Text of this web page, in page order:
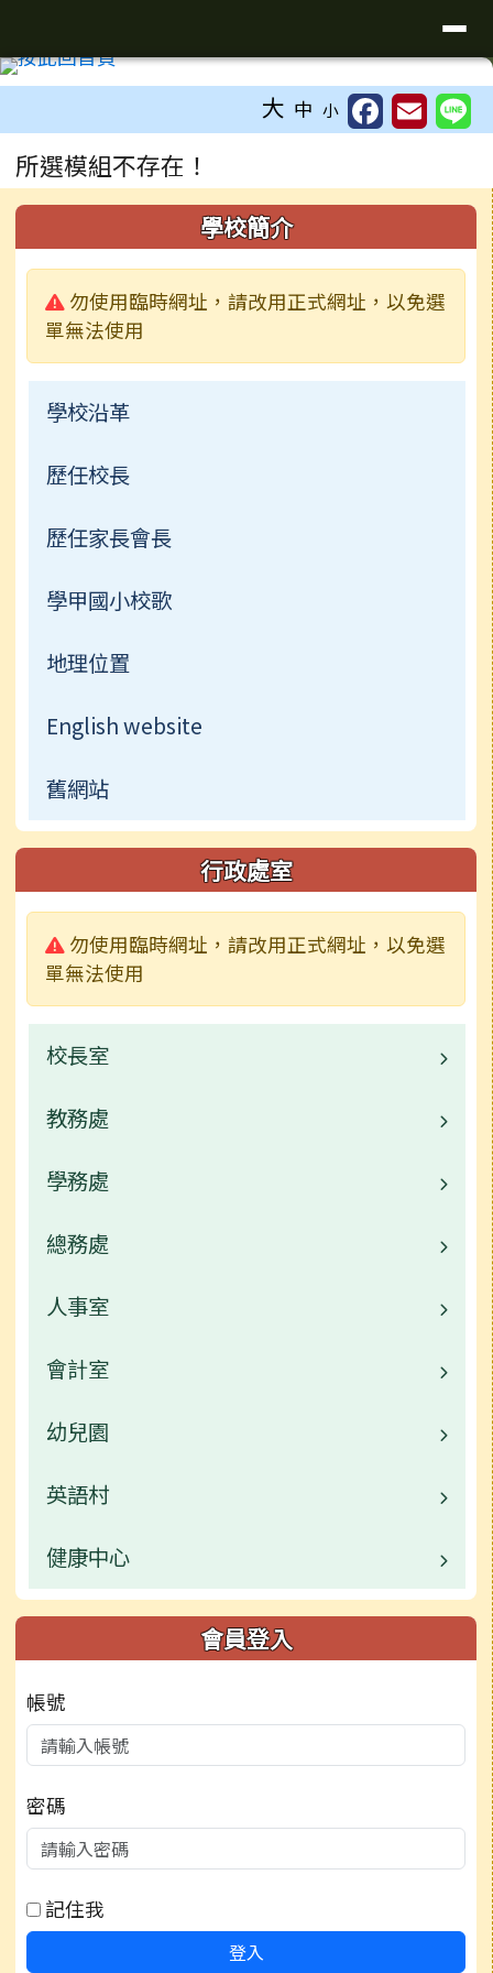
臺南市學甲區學甲國小全球資訊網
大 中 小
主內容區域
所選模組不存在！
左邊區域內容 學校簡介
警告:
勿使用臨時網址，請改用正式網址，以免選
單無法使用
學校沿革
歷任校長
歷任家長會長
學甲國小校歌
地理位置
English website
舊網站
行政處室
警告:
勿使用臨時網址，請改用正式網址，以免選
單無法使用
校長室
校長的話
校園公告
行事曆
教務處
業務職掌
校園公告
常用連結
活動相簿
榮譽榜
學務處
業務職掌
校園公告
常用連結
活動相簿
榮譽榜
檔案下載
總務處
業務職掌
校園公告
常用連結
活動相簿
榮譽榜
行事曆
檔案下載
人事室
業務職掌
校園公告
常用連結
活動相簿
榮譽榜
行事曆
檔案下載
會計室
業務職掌
校園公告
常用連結
行事曆
檔案下載
幼兒園
校園公告
業務職掌
常用連結
行事曆
英語村
校園公告
業務職掌
行事曆
健康中心
校園公告
行事曆
會員登入
帳號
密碼
記住我
登入
頁尾區域